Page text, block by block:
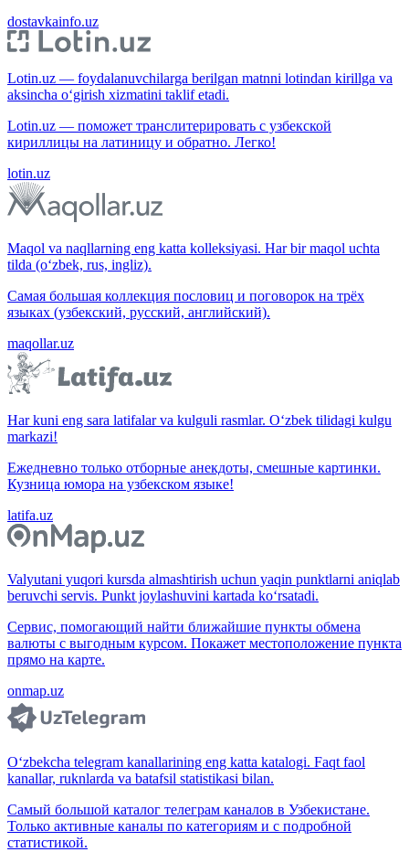
dostavkainfo.uz
Lotin.uz — foydalanuvchilarga berilgan matnni lotindan kirillga va
aksincha o‘girish xizmatini taklif etadi.
Lotin.uz — поможет транслитерировать с узбекской
кириллицы на латиницу и обратно. Легко!
lotin.uz
Maqol va naqllarning eng katta kolleksiyasi. Har bir maqol uchta
tilda (o‘zbek, rus, ingliz).
Самая большая коллекция пословиц и поговорок на трёх
языках (узбекский, русский, английский).
maqollar.uz
Har kuni eng sara latifalar va kulguli rasmlar. O‘zbek tilidagi kulgu
markazi!
Ежедневно только отборные анекдоты, смешные картинки.
Кузница юмора на узбекском языке!
latifa.uz
Valyutani yuqori kursda almashtirish uchun yaqin punktlarni aniqlab
beruvchi servis. Punkt joylashuvini kartada ko‘rsatadi.
Сервис, помогающий найти ближайшие пункты обмена
валюты с выгодным курсом. Покажет местоположение пункта
прямо на карте.
onmap.uz
O‘zbekcha telegram kanallarining eng katta katalogi. Faqt faol
kanallar, ruknlarda va batafsil statistikasi bilan.
Самый большой каталог телеграм каналов в Узбекистане.
Только активные каналы по категориям и с подробной
статистикой.